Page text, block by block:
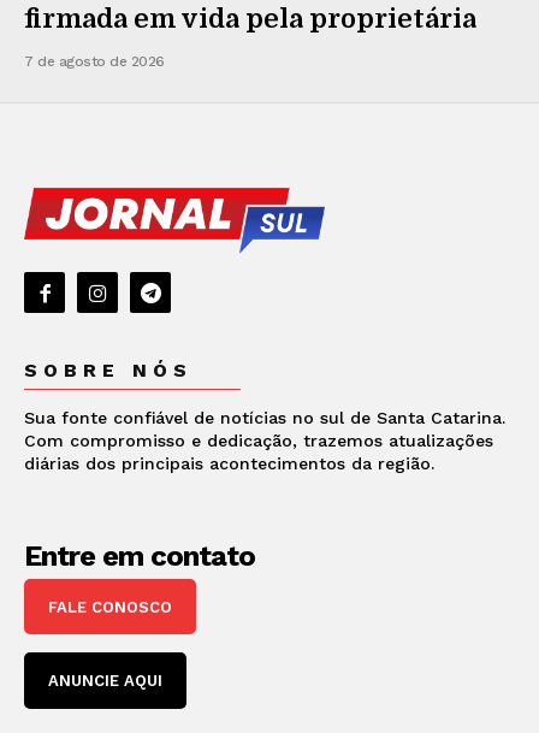
firmada em vida pela proprietária
7 de agosto de 2026
SOBRE NÓS
Sua fonte confiável de notícias no sul de Santa Catarina.
Com compromisso e dedicação, trazemos atualizações
diárias dos principais acontecimentos da região.
Entre em contato
FALE CONOSCO
ANUNCIE AQUI